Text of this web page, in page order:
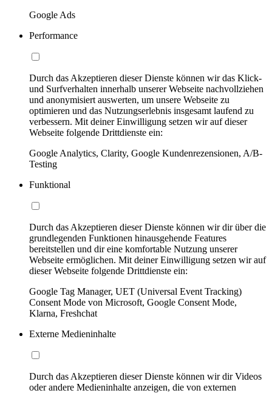
Google Ads
Performance
Durch das Akzeptieren dieser Dienste können wir das Klick-
und Surfverhalten innerhalb unserer Webseite nachvollziehen
und anonymisiert auswerten, um unsere Webseite zu
optimieren und das Nutzungserlebnis insgesamt laufend zu
verbessern. Mit deiner Einwilligung setzen wir auf dieser
Webseite folgende Drittdienste ein:
Google Analytics, Clarity, Google Kundenrezensionen, A/B-
Testing
Funktional
Durch das Akzeptieren dieser Dienste können wir dir über die
grundlegenden Funktionen hinausgehende Features
bereitstellen und dir eine komfortable Nutzung unserer
Webseite ermöglichen. Mit deiner Einwilligung setzen wir auf
dieser Webseite folgende Drittdienste ein:
Google Tag Manager, UET (Universal Event Tracking)
Consent Mode von Microsoft, Google Consent Mode,
Klarna, Freshchat
Externe Medieninhalte
Durch das Akzeptieren dieser Dienste können wir dir Videos
oder andere Medieninhalte anzeigen, die von externen